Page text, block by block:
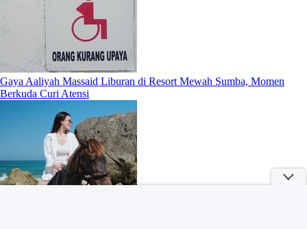
Gaya Aaliyah Massaid Liburan di Resort Mewah Sumba, Momen
Berkuda Curi Atensi